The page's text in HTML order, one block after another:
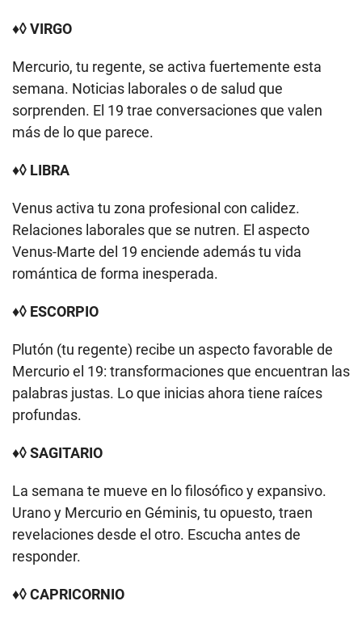
♦◊ VIRGO
Mercurio, tu regente, se activa fuertemente esta
semana. Noticias laborales o de salud que
sorprenden. El 19 trae conversaciones que valen
más de lo que parece.
♦◊ LIBRA
Venus activa tu zona profesional con calidez.
Relaciones laborales que se nutren. El aspecto
Venus-Marte del 19 enciende además tu vida
romántica de forma inesperada.
♦◊ ESCORPIO
Plutón (tu regente) recibe un aspecto favorable de
Mercurio el 19: transformaciones que encuentran las
palabras justas. Lo que inicias ahora tiene raíces
profundas.
♦◊ SAGITARIO
La semana te mueve en lo filosófico y expansivo.
Urano y Mercurio en Géminis, tu opuesto, traen
revelaciones desde el otro. Escucha antes de
responder.
♦◊ CAPRICORNIO